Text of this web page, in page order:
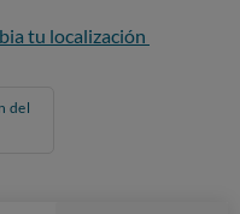
tu localización
del